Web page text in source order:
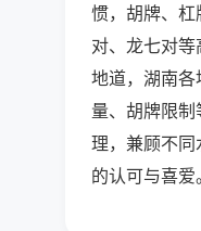
惯，胡牌、
对、龙七对
地道，湖南
量、胡牌限
理，兼顾不
的认可与喜爱。